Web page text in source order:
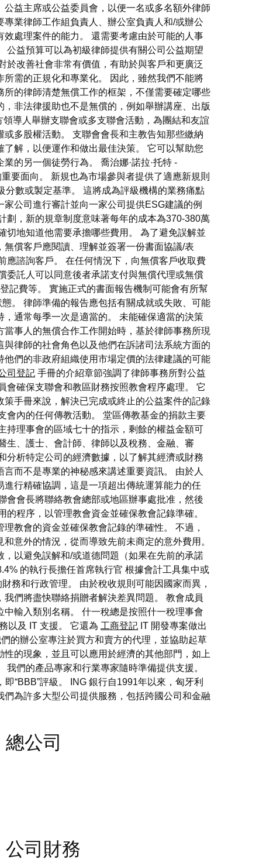
益主席或公益委員會，以便一名或多名額外律師
業律師工作組負責人、辦公室負責人和/或辦公
處理案件的能力。 還需要考慮由於可能的人事
益預算可以為初級律師提供有關公司公益期望
於改善社會非常有價值，有助於與客戶和更廣泛
需的正規化和專業化。 因此，雖然我們不能將
的律師清楚無償工作的框架，不僅需要確定哪些
非法律援助也不是無償的，例如舉辦講座、出版
導人舉辦支聯會或多支聯會活動，為團結和友誼
多股權活動。 支聯會會長和主教告知那些繳納
解，以便運作和做出最佳決策。 它可以幫助您
的另一個徒勞行為。 喬治娜·諾拉·托特 -
要面向。 新規也為市場參與者提供了適應新規則
數或製定基準。 這將成為評級機構的業務痛點
公司進行審計並向一家公司提供ESG建議的例
劃，新的規章制度意味著每年的成本為370-380萬
切地知道他需要承擔哪些費用。 為了避免誤解並
償客戶應閱讀、理解並簽署一份書面協議/表
應諮詢客戶。 在任何情況下，向無償客戶收取費
委託人可以同意後者承諾支付與無償代理或無償
記費等。 實施正式的書面報告機制可能會有所幫
。 律師準備的報告應包括有關成就或失敗、可能
通常每季一次是適當的。 未能確保適當的決策
事人的無償合作工作開始時，基於律師事務所現
律師的社會角色以及他們在訴諸司法系統方面的
們的非政府組織使用市場定價的法律建議的可能
司登記 手冊的介紹章節強調了律師事務所對公益
會確保支聯會和教區財務按照教會程序處理。 它
手冊來說，解決已完成或終止的公益案件的記錄
會內的任何傳教活動。 堂區傳教基金的捐款主要
持理事會的區域七十的指示，剩餘的權益金額可
生、護士、會計師、律師以及稅務、金融、審
分析特定公司的經濟數據，以了解其經濟或財務
而不是專業的神秘感來講述重要資訊。 由於人
行精確協調，這是一項超出傳統運算能力的任
會會長將聯絡教會總部或地區辦事處批准，然後
程序，以管理教會資金並確保教會記錄準確。
教會的資金並確保教會記錄的準確性。 不過，
意外的情況，從而導致先前未商定的意外費用。
以避免誤解和/或道德問題（如果在先前的承諾
的執行長擔任首席執行官 根據會計工具集中或
務和行政管理。 由於稅收規則可能因國家而異，
們將盡快聯絡捐贈者解決差異問題。 教會成員
輸入類別名稱。 什一稅總是按照什一稅理事會
以及 IT 支援。 它還為 工商登記 IT 開發專案做出
的辦公室專注於買方和賣方的代理，並協助起草
的現象，並且可以應用於經濟的其他部門，如上
們的產品專家和行業專家隨時準備提供支援。
“BBB”評級。 ING 銀行自1991年以來，匈牙利
為許多大型公司提供服務，包括跨國公司和金融
公司
司財務